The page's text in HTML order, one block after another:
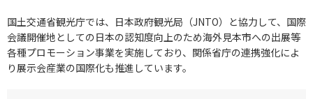
国土交通省観光庁では、日本政府観光局（JNTO）と協力して、国際
会議開催地としての日本の認知度向上のため海外見本市への出展等
各種プロモーション事業を実施しており、関係省庁の連携強化によ
り展示会産業の国際化も推進しています。